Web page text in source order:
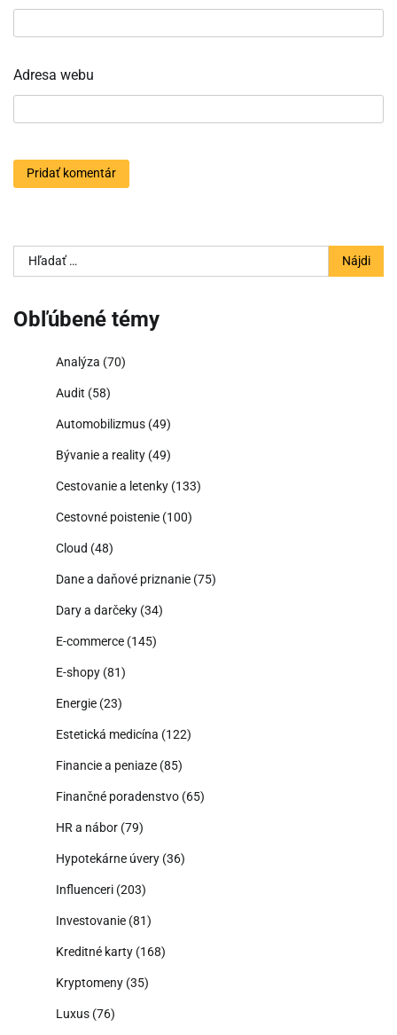
Adresa webu
Hľadať:
Obľúbené témy
Analýza (70)
Audit (58)
Automobilizmus (49)
Bývanie a reality (49)
Cestovanie a letenky (133)
Cestovné poistenie (100)
Cloud (48)
Dane a daňové priznanie (75)
Dary a darčeky (34)
E-commerce (145)
E-shopy (81)
Energie (23)
Estetická medicína (122)
Financie a peniaze (85)
Finančné poradenstvo (65)
HR a nábor (79)
Hypotekárne úvery (36)
Influenceri (203)
Investovanie (81)
Kreditné karty (168)
Kryptomeny (35)
Luxus (76)